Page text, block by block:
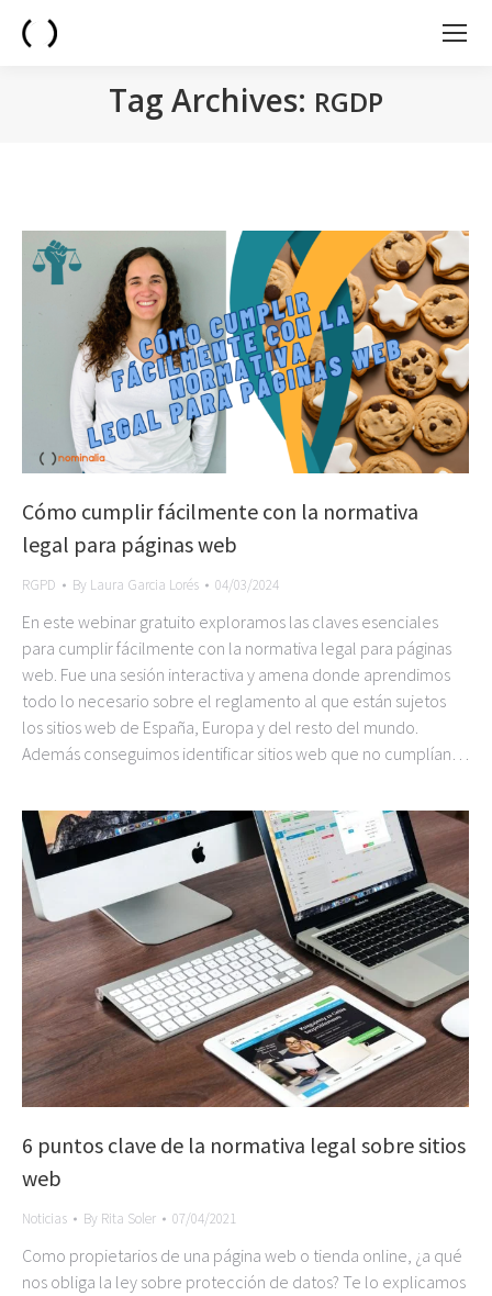
Tag Archives: RGDP
Cómo cumplir fácilmente con la normativa
legal para páginas web
RGPD By Laura Garcia Lorés 04/03/2024
En este webinar gratuito exploramos las claves esenciales
para cumplir fácilmente con la normativa legal para páginas
web. Fue una sesión interactiva y amena donde aprendimos
todo lo necesario sobre el reglamento al que están sujetos
los sitios web de España, Europa y del resto del mundo.
Además conseguimos identificar sitios web que no cumplían…
6 puntos clave de la normativa legal sobre sitios
web
Noticias By Rita Soler 07/04/2021
Como propietarios de una página web o tienda online, ¿a qué
nos obliga la ley sobre protección de datos? Te lo explicamos